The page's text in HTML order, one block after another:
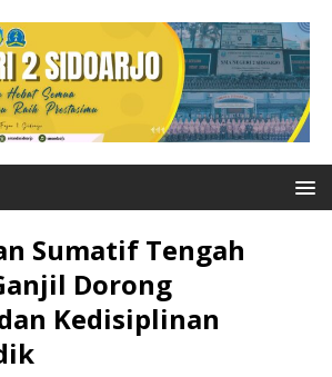
Sumatif Tengah
Dorong
Kedisiplinan